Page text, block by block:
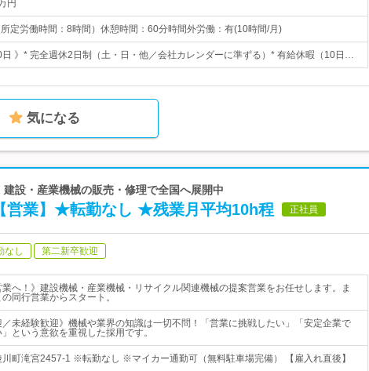
円
定労働時間：8時間）休憩時間：60分時間外労働：有(10時間/月)
日 》* 完全週休2日制（土・日・他／会社カレンダーに準ずる）* 有給休暇（10日…
気になる
設・産業機械の販売・修理で全国へ展開中
営業】★転勤なし ★残業月平均10h程 正社員
なし 第二新卒歓迎
業へ！》建設機械・産業機械・リサイクル関連機械の提案営業をお任せします。ま
同行営業からスタート。
／未経験歓迎》機械や業界の知識は一切不問！「営業に挑戦したい」「安定企業で
という意欲を重視した採用です。
町滝宮2457-1 ※転勤なし ※マイカー通勤可（無料駐車場完備） 【雇入れ直後】